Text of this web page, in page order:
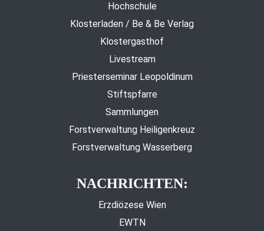
Hochschule
Klosterladen / Be & Be Verlag
Klostergasthof
Livestream
Priesterseminar Leopoldinum
Stiftspfarre
Sammlungen
Forstverwaltung Heiligenkreuz
Forstverwaltung Wasserberg
NACHRICHTEN:
Erzdiözese Wien
EWTN